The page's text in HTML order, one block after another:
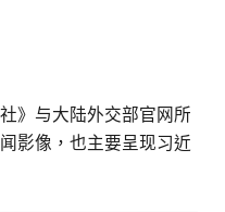
》与大陆外交部官网所
影像，也主要呈现习近